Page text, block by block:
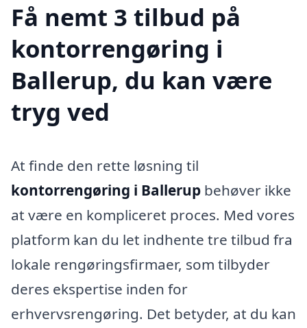
Få nemt 3 tilbud på
kontorrengøring i
Ballerup, du kan være
tryg ved
At finde den rette løsning til
kontorrengøring i Ballerup behøver ikke
at være en kompliceret proces. Med vores
platform kan du let indhente tre tilbud fra
lokale rengøringsfirmaer, som tilbyder
deres ekspertise inden for
erhvervsrengøring. Det betyder, at du kan